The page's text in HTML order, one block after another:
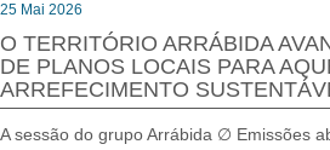
25 Mai 2026
O TERRITÓRIO ARRÁBIDA
DE PLANOS LOCAIS PARA
ARREFECIMENTO
A sessão do grupo Arrábida ∅ Emissões